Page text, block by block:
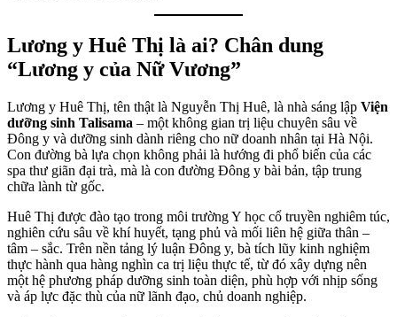
Lương y Huê Thị là ai? Chân dung
“Lương y của Nữ Vương”
Lương y Huê Thị, tên thật là Nguyễn Thị Huê, là nhà sáng lập Viện
dưỡng sinh Talisama – một không gian trị liệu chuyên sâu về
Đông y và dưỡng sinh dành riêng cho nữ doanh nhân tại Hà Nội.
Con đường bà lựa chọn không phải là hướng đi phổ biến của các
spa thư giãn đại trà, mà là con đường Đông y bài bản, tập trung
chữa lành từ gốc.
Huê Thị được đào tạo trong môi trường Y học cổ truyền nghiêm túc,
nghiên cứu sâu về khí huyết, tạng phủ và mối liên hệ giữa thân –
tâm – sắc. Trên nền tảng lý luận Đông y, bà tích lũy kinh nghiệm
thực hành qua hàng nghìn ca trị liệu thực tế, từ đó xây dựng nên
một hệ phương pháp dưỡng sinh toàn diện, phù hợp với nhịp sống
và áp lực đặc thù của nữ lãnh đạo, chủ doanh nghiệp.